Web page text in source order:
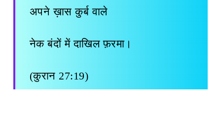
अपने ख़ास कुर्ब वाले
नेक बंदों में दाखिल फ़रमा।
(कुरान 27:19)